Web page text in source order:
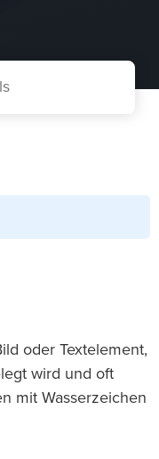
oder Textelement,
wird und oft
mit Wasserzeichen